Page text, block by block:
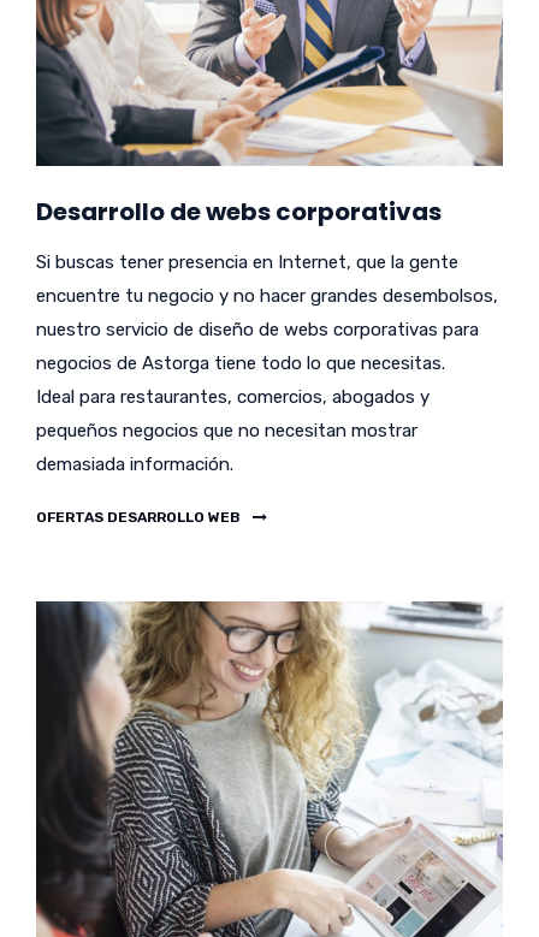
Desarrollo de webs corporativas
Si buscas tener presencia en Internet, que la gente
encuentre tu negocio y no hacer grandes desembolsos,
nuestro servicio de diseño de webs corporativas para
negocios de Astorga tiene todo lo que necesitas.
Ideal para restaurantes, comercios, abogados y
pequeños negocios que no necesitan mostrar
demasiada información.
OFERTAS DESARROLLO WEB